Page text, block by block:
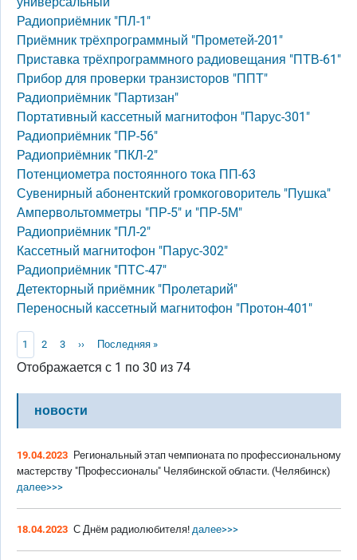
Радиоприёмник "ПЛ-1"
Приёмник трёхпрограммный "Прометей-201"
Приставка трёхпрограммного радиовещания "ПТВ-61"
Прибор для проверки транзисторов "ППТ"
Радиоприёмник "Партизан"
Портативный кассетный магнитофон "Парус-301"
Радиоприёмник "ПР-56"
Радиоприёмник "ПКЛ-2"
Потенциометра постоянного тока ПП-63
Сувенирный абонентский громкоговоритель "Пушка"
Ампервольтомметры "ПР-5" и "ПР-5М"
Радиоприёмник "ПЛ-2"
Кассетный магнитофон "Парус-302"
Радиоприёмник "ПТС-47"
Детекторный приёмник "Пролетарий"
Переносный кассетный магнитофон "Протон-401"
Нумерация страниц
Текущая страница
1 Page
2 Page
3 Следующая страница
›› Последняя страница
Последняя »
Отображается с 1 по 30 из 74
новости
19.04.2023 Региональный этап чемпионата по профессиональному
мастерству "Профессионалы" Челябинской области. (Челябинск)
далее>>>
18.04.2023 С Днём радиолюбителя! далее>>>